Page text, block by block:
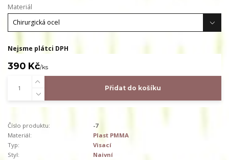
Materiál
Nejsme plátci DPH
390 Kč/ks
Přidat do košíku
Číslo produktu:
-7
Materiál:
Plast PMMA
Typ:
Visací
Styl:
Naivní